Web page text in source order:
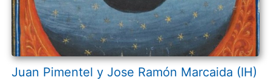
Juan Pimentel y Jose Ramón Marcaida (IH)